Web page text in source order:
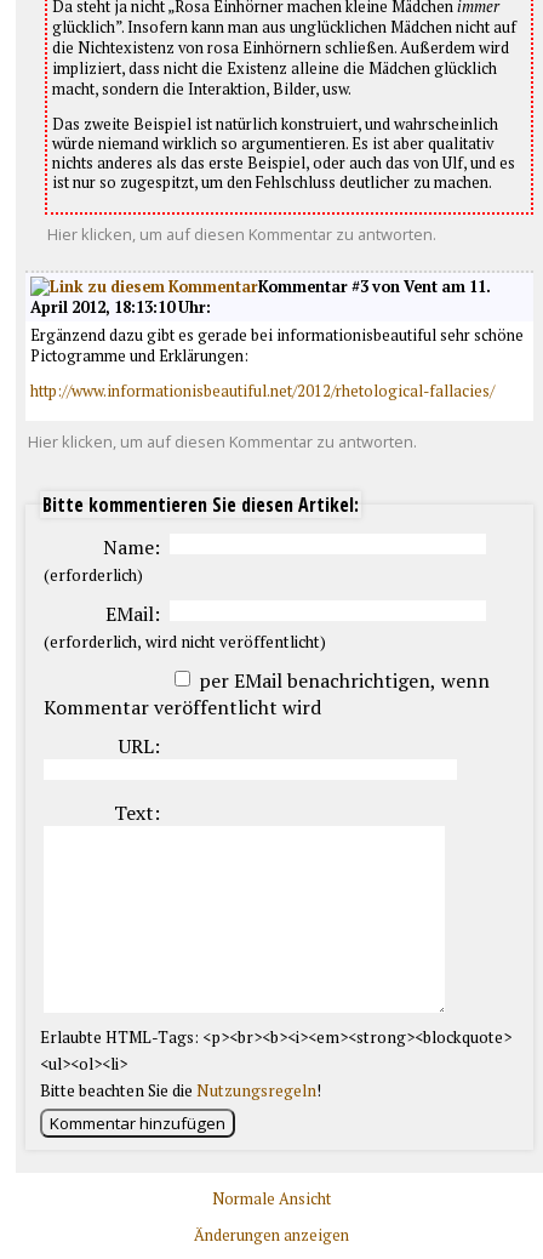
Da steht ja nicht „Rosa Einhörner machen kleine Mädchenimmer
glücklich”. Insofern kann man aus unglücklichen Mädchen nicht auf
die Nichtexistenz von rosa Einhörnern schließen. Außerdem wird
impliziert, dass nicht die Existenz alleine die Mädchen glücklich
macht, sondern die Interaktion, Bilder, usw.
Das zweite Beispiel ist natürlich konstruiert, und wahrscheinlich
würde niemand wirklich so argumentieren. Es ist aber qualitativ
nichts anderes als das erste Beispiel, oder auch das von Ulf, und es
ist nur so zugespitzt, um den Fehlschluss deutlicher zu machen.
Hier klicken, um auf diesen Kommentar zu antworten.
Kommentar #3 von Vent am 11.
April 2012, 18:13:10 Uhr:
Ergänzend dazu gibt es gerade bei informationisbeautiful sehr schöne
Pictogramme und Erklärungen:
http://www.informationisbeautiful.net/2012/rhetological-fallacies/
Hier klicken, um auf diesen Kommentar zu antworten.
Bitte kommentieren Sie diesen Artikel:
Name:
(erforderlich)
EMail:
(erforderlich, wird nicht veröffentlicht)
per EMail benachrichtigen, wenn
Kommentar veröffentlicht wird
URL:
Text:
Erlaubte HTML-Tags: <p><br><b><i><em><strong><blockquote>
<ul><ol><li>
Bitte beachten Sie die Nutzungsregeln!
Kommentar hinzufügen
Normale Ansicht
Änderungen anzeigen